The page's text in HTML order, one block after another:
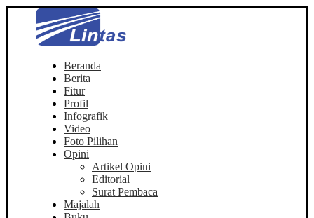
Beranda
Berita
Fitur
Profil
Infografik
Video
Foto Pilihan
Opini
Artikel Opini
Editorial
Surat Pembaca
Majalah